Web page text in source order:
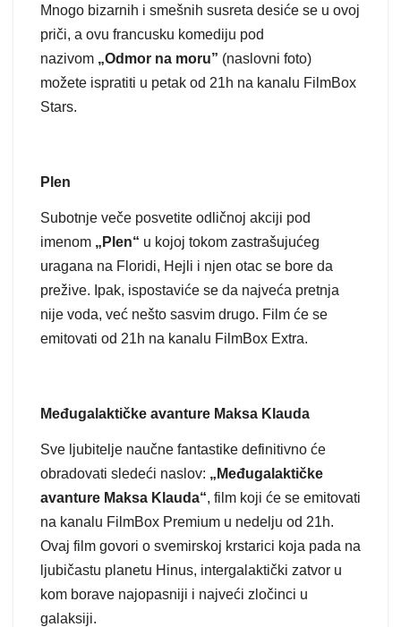
Mnogo bizarnih i smešnih susreta desiće se u ovoj
priči, a ovu francusku komediju pod
nazivom „Odmor na moru” (naslovni foto)
možete ispratiti u petak od 21h na kanalu FilmBox
Stars.
Plen
Subotnje veče posvetite odličnoj akciji pod
imenom „Plen“ u kojoj tokom zastrašujućeg
uragana na Floridi, Hejli i njen otac se bore da
prežive. Ipak, ispostaviće se da najveća pretnja
nije voda, već nešto sasvim drugo. Film će se
emitovati od 21h na kanalu FilmBox Extra.
Međugalaktičke avanture Maksa Klauda
Sve ljubitelje naučne fantastike definitivno će
obradovati sledeći naslov: „Međugalaktičke
avanture Maksa Klauda“, film koji će se emitovati
na kanalu FilmBox Premium u nedelju od 21h.
Ovaj film govori o svemirskoj krstarici koja pada na
ljubičastu planetu Hinus, intergalaktički zatvor u
kom borave najopasniji i najveći zločinci u
galaksiji.